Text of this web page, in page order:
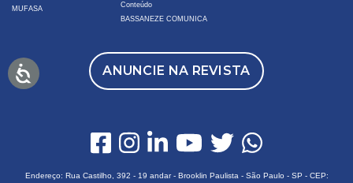
MUFASA
Conteúdo
BASSANEZE COMUNICA
ANUNCIE NA REVISTA
Endereço: Rua Castilho, 392 - 19 andar - Brooklin Paulista - São Paulo - SP - CEP: